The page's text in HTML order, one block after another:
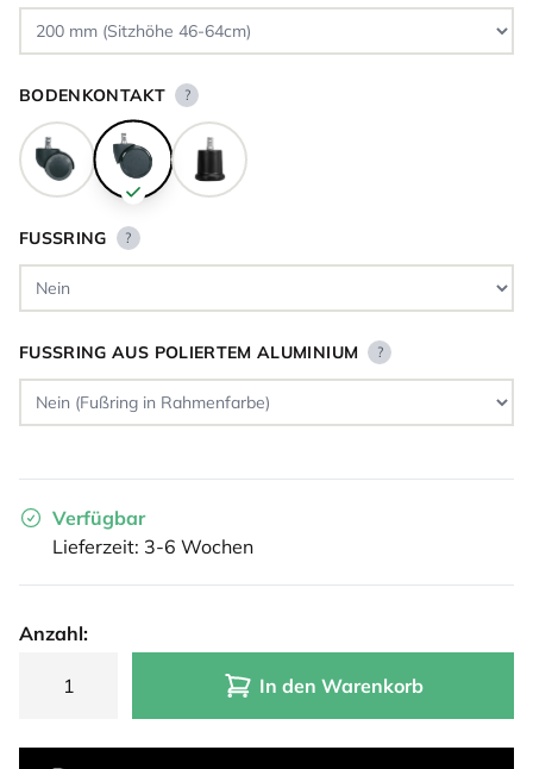
BODENKONTAKT ?
FUSSRING ?
FUSSRING AUS POLIERTEM ALUMINIUM ?
Verfügbar
Lieferzeit: 3-6 Wochen
Anzahl:
In den Warenkorb